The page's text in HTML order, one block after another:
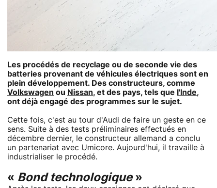
Les procédés de recyclage ou de seconde vie des
batteries provenant de véhicules électriques sont en
plein développement. Des constructeurs, comme
Volkswagen ou Nissan, et des pays, tels que l'Inde,
ont déjà engagé des programmes sur le sujet.
Cette fois, c'est au tour d'Audi de faire un geste en ce
sens. Suite à des tests préliminaires effectués en
décembre dernier, le constructeur allemand a conclu
un partenariat avec Umicore. Aujourd'hui, il travaille à
industrialiser le procédé.
« Bond technologique»